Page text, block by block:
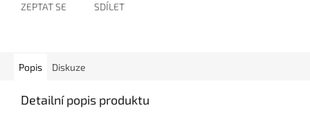
ZEPTAT SE SDÍLET
Popis Diskuze
Detailní popis produktu